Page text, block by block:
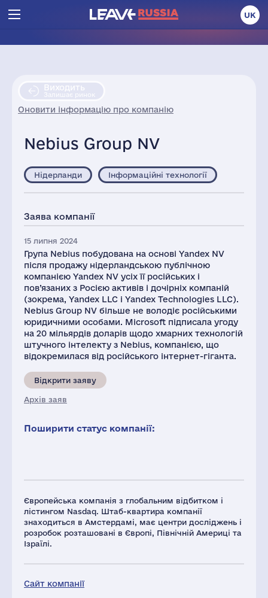
UK
Виходить
Залишає ринок
Оновити інформацію про компанію
Nebius Group NV
Європейська компанія з глобальним відбитком і
лістингом Nasdaq. Штаб-квартира компанії
знаходиться в Амстердамі, має центри досліджень і
розробок розташовані в Європі, Північній Америці та
Ізраїлі.
Сайт компанії
Нідерланди Інформаційні технології
Заява компанії
15 липня 2024
Група Nebius побудована на основі Yandex NV
після продажу нідерландською публічною
компанією Yandex NV усіх її російських і
пов’язаних з Росією активів і дочірніх компаній
(зокрема, Yandex LLC і Yandex Technologies LLC).
Nebius Group NV більше не володіє російськими
юридичними особами. Microsoft підписала угоду
на 20 мільярдів доларів щодо хмарних технологій
штучного інтелекту з Nebius, компанією, що
відокремилася від російського інтернет-гіганта.
Відкрити заяву
Архів заяв
Поширити статус компанії: